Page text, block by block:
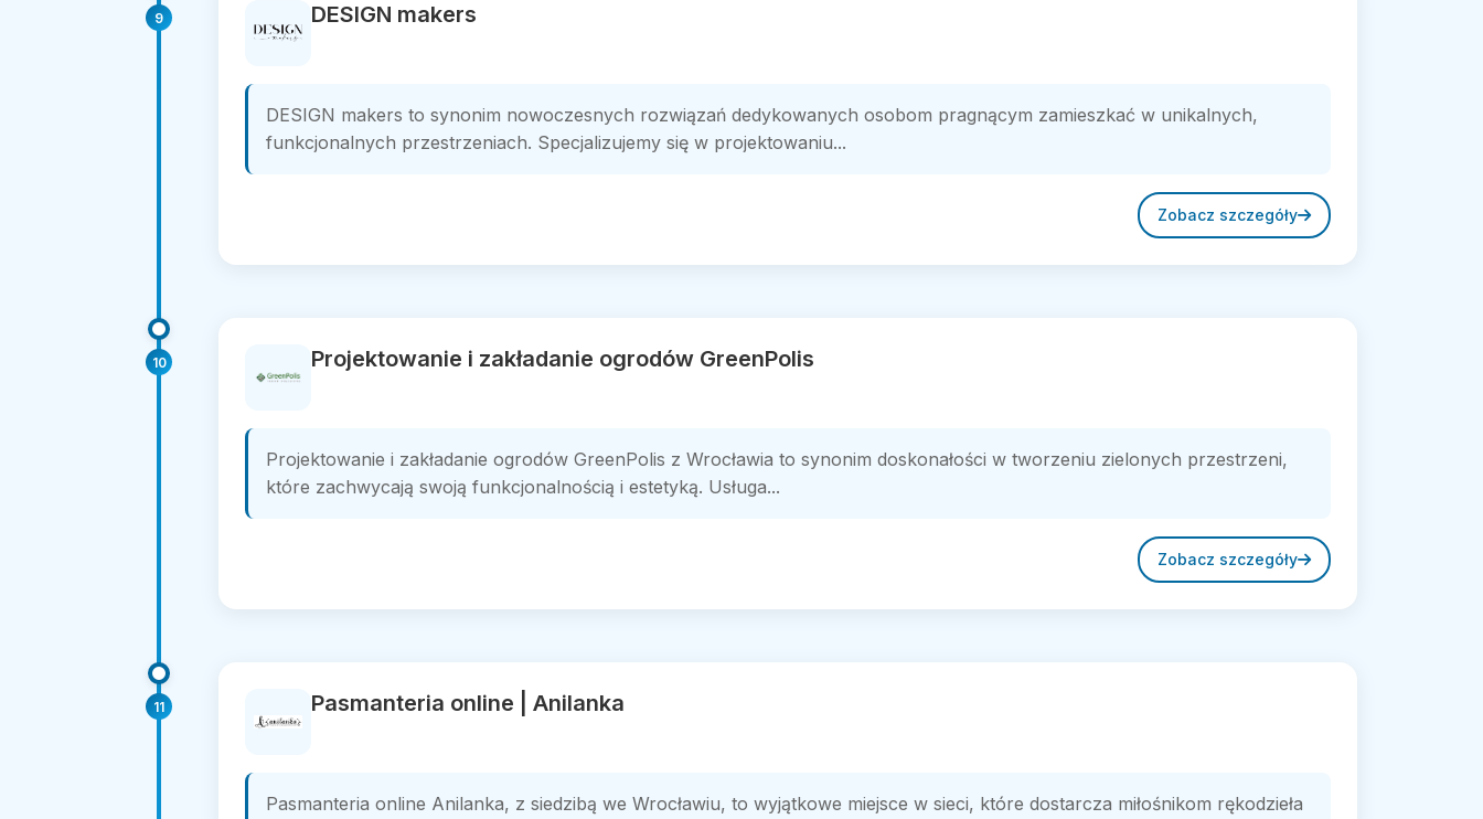
9 DESIGN makers
DESIGN makers to synonim nowoczesnych rozwiązań dedykowanych osobom pragnącym zamieszkać w unikalnych,
funkcjonalnych przestrzeniach. Specjalizujemy się w projektowaniu...
Zobacz szczegóły
10 Projektowanie i zakładanie ogrodów GreenPolis
Projektowanie i zakładanie ogrodów GreenPolis z Wrocławia to synonim doskonałości w tworzeniu zielonych przestrzeni,
które zachwycają swoją funkcjonalnością i estetyką. Usługa...
Zobacz szczegóły
11 Pasmanteria online | Anilanka
Pasmanteria online Anilanka, z siedzibą we Wrocławiu, to wyjątkowe miejsce w sieci, które dostarcza miłośnikom rękodzieła